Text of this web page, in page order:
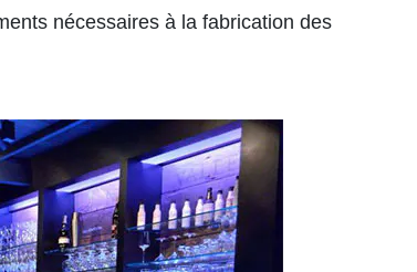
nécessaires à la fabrication des